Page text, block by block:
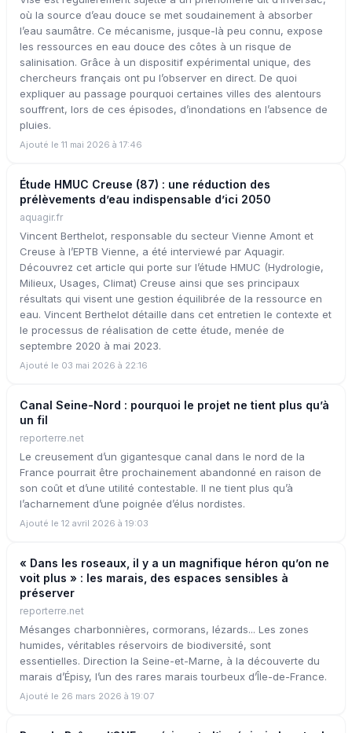
où la source d’eau douce se met soudainement à absorber
l’eau saumâtre. Ce mécanisme, jusque-là peu connu, expose
les ressources en eau douce des côtes à un risque de
salinisation. Grâce à un dispositif expérimental unique, des
chercheurs français ont pu l’observer en direct. De quoi
expliquer au passage pourquoi certaines villes des alentours
souffrent, lors de ces épisodes, d’inondations en l’absence de
pluies.
Ajouté le 11 mai 2026 à 17:46
Étude HMUC Creuse (87) : une réduction des
prélèvements d’eau indispensable d’ici 2050
aquagir.fr
Vincent Berthelot, responsable du secteur Vienne Amont et
Creuse à l’EPTB Vienne, a été interviewé par Aquagir.
Découvrez cet article qui porte sur l’étude HMUC (Hydrologie,
Milieux, Usages, Climat) Creuse ainsi que ses principaux
résultats qui visent une gestion équilibrée de la ressource en
eau. Vincent Berthelot détaille dans cet entretien le contexte et
le processus de réalisation de cette étude, menée de
septembre 2020 à mai 2023.
Ajouté le 03 mai 2026 à 22:16
Canal Seine-Nord : pourquoi le projet ne tient plus qu’à
un fil
reporterre.net
Le creusement d’un gigantesque canal dans le nord de la
France pourrait être prochainement abandonné en raison de
son coût et d’une utilité contestable. Il ne tient plus qu’à
l’acharnement d’une poignée d’élus nordistes.
Ajouté le 12 avril 2026 à 19:03
« Dans les roseaux, il y a un magnifique héron qu’on ne
voit plus » : les marais, des espaces sensibles à
préserver
reporterre.net
Mésanges charbonnières, cormorans, lézards... Les zones
humides, véritables réservoirs de biodiversité, sont
essentielles. Direction la Seine-et-Marne, à la découverte du
marais d’Épisy, l’un des rares marais tourbeux d’Île-de-France.
Ajouté le 26 mars 2026 à 19:07